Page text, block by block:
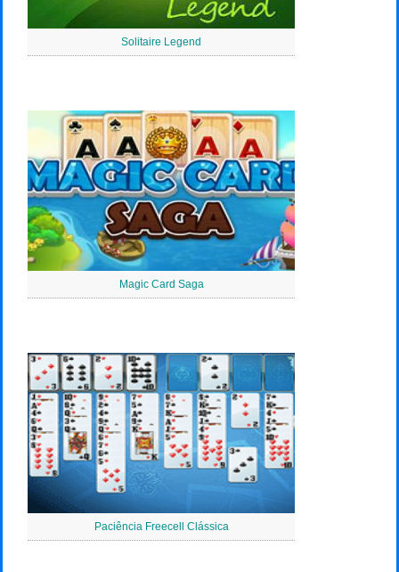
Solitaire Legend
Magic Card Saga
Paciência Freecell Clássica